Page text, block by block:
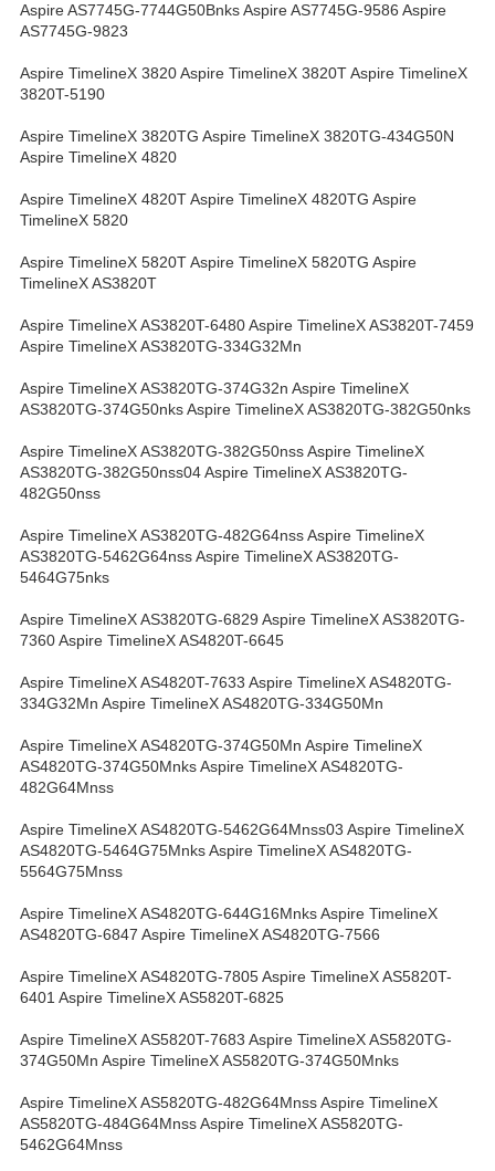
Aspire AS7745G-7744G50Bnks Aspire AS7745G-9586 Aspire
AS7745G-9823
Aspire TimelineX 3820 Aspire TimelineX 3820T Aspire TimelineX
3820T-5190
Aspire TimelineX 3820TG Aspire TimelineX 3820TG-434G50N
Aspire TimelineX 4820
Aspire TimelineX 4820T Aspire TimelineX 4820TG Aspire
TimelineX 5820
Aspire TimelineX 5820T Aspire TimelineX 5820TG Aspire
TimelineX AS3820T
Aspire TimelineX AS3820T-6480 Aspire TimelineX AS3820T-7459
Aspire TimelineX AS3820TG-334G32Mn
Aspire TimelineX AS3820TG-374G32n Aspire TimelineX
AS3820TG-374G50nks Aspire TimelineX AS3820TG-382G50nks
Aspire TimelineX AS3820TG-382G50nss Aspire TimelineX
AS3820TG-382G50nss04 Aspire TimelineX AS3820TG-
482G50nss
Aspire TimelineX AS3820TG-482G64nss Aspire TimelineX
AS3820TG-5462G64nss Aspire TimelineX AS3820TG-
5464G75nks
Aspire TimelineX AS3820TG-6829 Aspire TimelineX AS3820TG-
7360 Aspire TimelineX AS4820T-6645
Aspire TimelineX AS4820T-7633 Aspire TimelineX AS4820TG-
334G32Mn Aspire TimelineX AS4820TG-334G50Mn
Aspire TimelineX AS4820TG-374G50Mn Aspire TimelineX
AS4820TG-374G50Mnks Aspire TimelineX AS4820TG-
482G64Mnss
Aspire TimelineX AS4820TG-5462G64Mnss03 Aspire TimelineX
AS4820TG-5464G75Mnks Aspire TimelineX AS4820TG-
5564G75Mnss
Aspire TimelineX AS4820TG-644G16Mnks Aspire TimelineX
AS4820TG-6847 Aspire TimelineX AS4820TG-7566
Aspire TimelineX AS4820TG-7805 Aspire TimelineX AS5820T-
6401 Aspire TimelineX AS5820T-6825
Aspire TimelineX AS5820T-7683 Aspire TimelineX AS5820TG-
374G50Mn Aspire TimelineX AS5820TG-374G50Mnks
Aspire TimelineX AS5820TG-482G64Mnss Aspire TimelineX
AS5820TG-484G64Mnss Aspire TimelineX AS5820TG-
5462G64Mnss